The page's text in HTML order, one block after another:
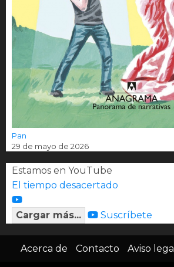
Pan
29 de mayo de 2026
Estamos en YouTube
El tiempo desacertado
Cargar más... Suscríbete
Acerca de Contacto Aviso legal